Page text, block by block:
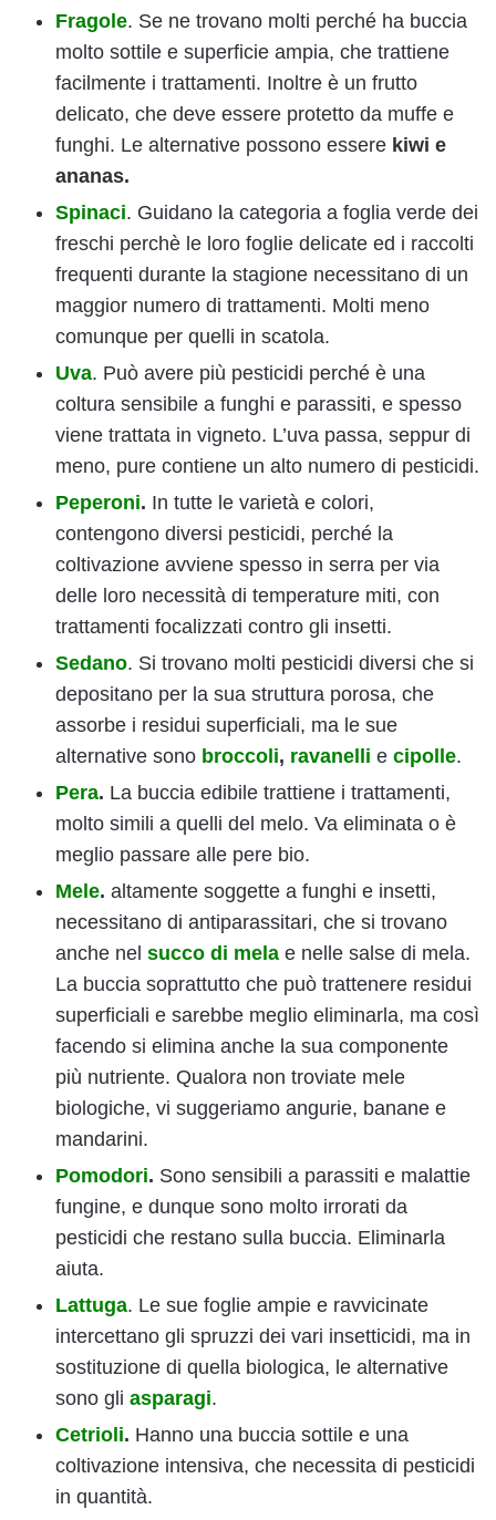
Fragole. Se ne trovano molti perché ha buccia
molto sottile e superficie ampia, che trattiene
facilmente i trattamenti. Inoltre è un frutto
delicato, che deve essere protetto da muffe e
funghi. Le alternative possono essere kiwi e
ananas.
Spinaci. Guidano la categoria a foglia verde dei
freschi perchè le loro foglie delicate ed i raccolti
frequenti durante la stagione necessitano di un
maggior numero di trattamenti. Molti meno
comunque per quelli in scatola.
Uva. Può avere più pesticidi perché è una
coltura sensibile a funghi e parassiti, e spesso
viene trattata in vigneto. L’uva passa, seppur di
meno, pure contiene un alto numero di pesticidi.
Peperoni. In tutte le varietà e colori,
contengono diversi pesticidi, perché la
coltivazione avviene spesso in serra per via
delle loro necessità di temperature miti, con
trattamenti focalizzati contro gli insetti.
Sedano. Si trovano molti pesticidi diversi che si
depositano per la sua struttura porosa, che
assorbe i residui superficiali, ma le sue
alternative sono broccoli, ravanelli e cipolle.
Pera. La buccia edibile trattiene i trattamenti,
molto simili a quelli del melo. Va eliminata o è
meglio passare alle pere bio.
Mele. altamente soggette a funghi e insetti,
necessitano di antiparassitari, che si trovano
anche nel succo di mela e nelle salse di mela.
La buccia soprattutto che può trattenere residui
superficiali e sarebbe meglio eliminarla, ma così
facendo si elimina anche la sua componente
più nutriente. Qualora non troviate mele
biologiche, vi suggeriamo angurie, banane e
mandarini.
Pomodori. Sono sensibili a parassiti e malattie
fungine, e dunque sono molto irrorati da
pesticidi che restano sulla buccia. Eliminarla
aiuta.
Lattuga. Le sue foglie ampie e ravvicinate
intercettano gli spruzzi dei vari insetticidi, ma in
sostituzione di quella biologica, le alternative
sono gli asparagi.
Cetrioli. Hanno una buccia sottile e una
coltivazione intensiva, che necessita di pesticidi
in quantità.